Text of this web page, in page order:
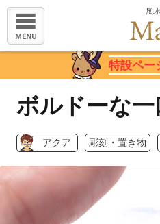
MENU
特設ペー
ボルドーな一
アクア 彫刻・置き物